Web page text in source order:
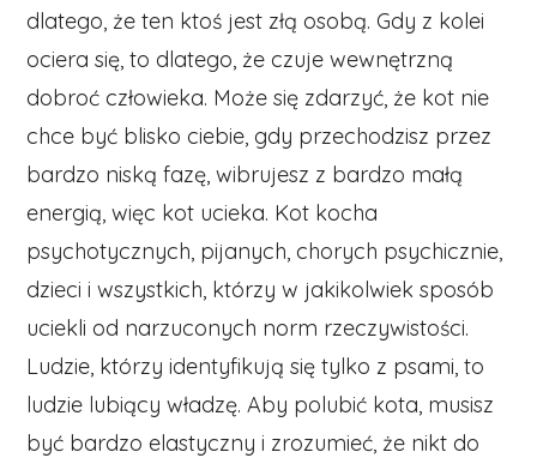
dlatego, że ten ktoś jest złą osobą. Gdy z kolei
ociera się, to dlatego, że czuje wewnętrzną
dobroć człowieka. Może się zdarzyć, że kot nie
chce być blisko ciebie, gdy przechodzisz przez
bardzo niską fazę, wibrujesz z bardzo małą
energią, więc kot ucieka. Kot kocha
psychotycznych, pijanych, chorych psychicznie,
dzieci i wszystkich, którzy w jakikolwiek sposób
uciekli od narzuconych norm rzeczywistości.
Ludzie, którzy identyfikują się tylko z psami, to
ludzie lubiący władzę. Aby polubić kota, musisz
być bardzo elastyczny i zrozumieć, że nikt do